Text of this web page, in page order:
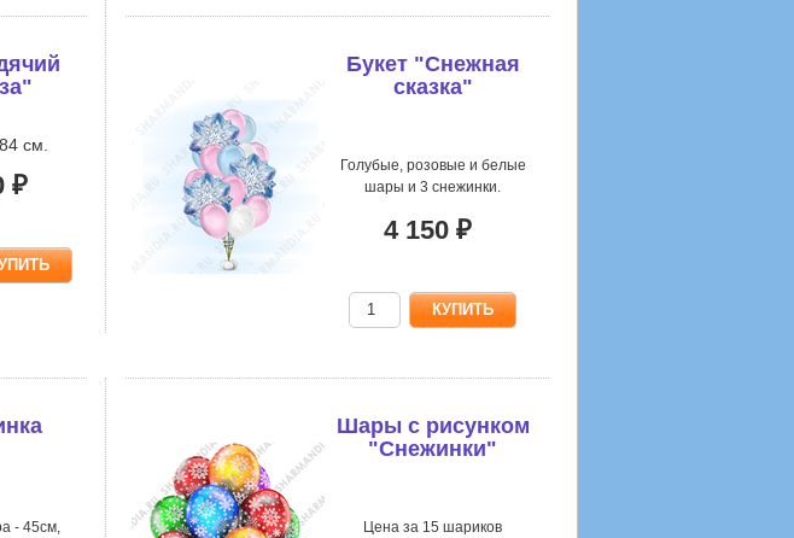
см.
₽
Букет "Снежная
сказка"
Голубые, розовые и белые
шары и 3 снежинки.
4 150 ₽
- 45см,
Шары с рисунком
"Снежинки"
Цена за 15 шариков